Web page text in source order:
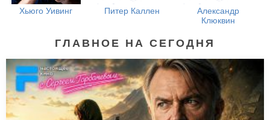
Хьюго Уивинг Питер Каллен
Александр
Клюквин
ГЛАВНОЕ НА СЕГОДНЯ